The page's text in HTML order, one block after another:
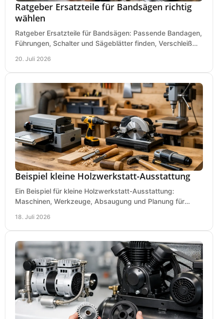
Ratgeber Ersatzteile für Bandsägen richtig
wählen
Ratgeber Ersatzteile für Bandsägen: Passende Bandagen,
Führungen, Schalter und Sägeblätter finden, Verschleiß
20. Juli 2026
Beispiel kleine Holzwerkstatt-Ausstattung
Ein Beispiel für kleine Holzwerkstatt-Ausstattung:
Maschinen, Werkzeuge, Absaugung und Planung für
18. Juli 2026